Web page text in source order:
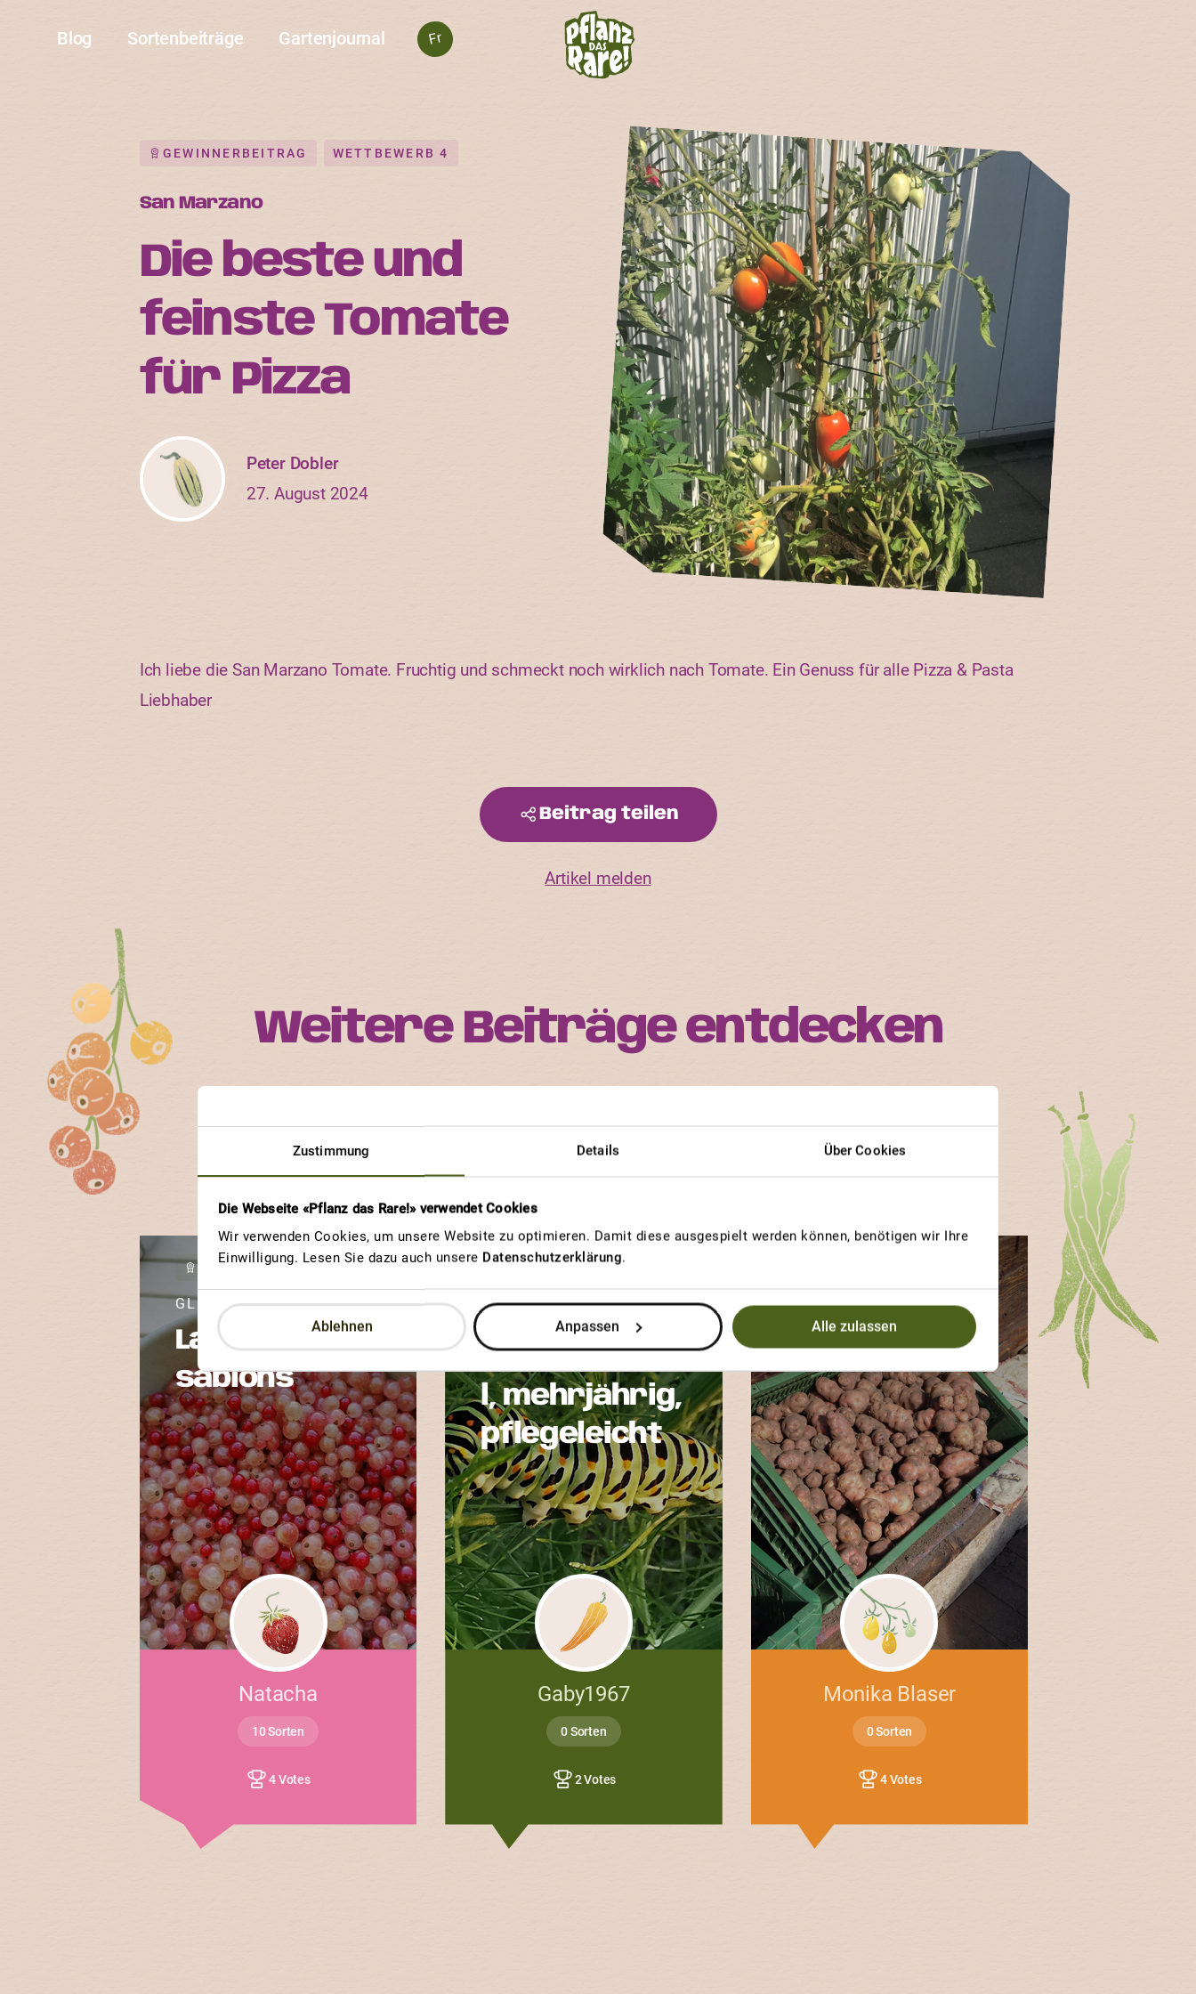
Zustimmung Details Über Cookies
Die Webseite «Pflanz das Rare!» verwendet Cookies
Wir verwenden Cookies, um unsere Website zu optimieren. Damit diese ausgespielt werden können, benötigen wir Ihre
Einwilligung. Lesen Sie dazu auch unsere Datenschutzerklärung.
Ablehnen Anpassen Alle zulassen
Fr
Blog Sortenbeiträge Gartenjournal
GEWINNERBEITRAG WETTBEWERB 4
San Marzano
Die beste und
feinste Tomate
für Pizza
Peter Dobler
27. August 2024
Ich liebe die San Marzano Tomate. Fruchtig und schmeckt noch wirklich nach Tomate. Ein Genuss für alle Pizza & Pasta
Liebhaber
Beitrag teilen
Artikel melden
Weitere Beiträge entdecken
Erfahre, an welchen Sorten und an welchen Eigenschaften andere Gärtnerinnen und Gärtner besonders
viel Freude haben.
GEWINNERBEITRAG
GLOIRE DES SABLONS
La gloire des
sablons
Natacha
10 Sorten
4 Votes
GEWINNERBEITRAG
GRÜNLAUBIGER
GEWÜRZFENCHEL
Gewürzfenche
l, mehrjährig,
pflegeleicht
Gaby1967
0 Sorten
2 Votes
PARLI
Parli
Monika Blaser
0 Sorten
4 Votes